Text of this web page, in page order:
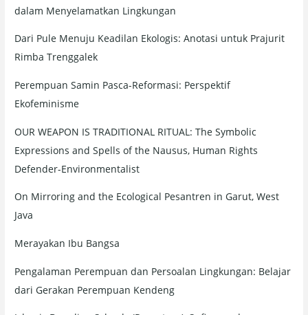
o
r
:
dalam Menyelamatkan Lingkungan
Dari Pule Menuju Keadilan Ekologis: Anotasi untuk Prajurit
Rimba Trenggalek
Perempuan Samin Pasca-Reformasi: Perspektif
Ekofeminisme
OUR WEAPON IS TRADITIONAL RITUAL: The Symbolic
Expressions and Spells of the Nausus, Human Rights
Defender-Environmentalist
On Mirroring and the Ecological Pesantren in Garut, West
Java
Merayakan Ibu Bangsa
Pengalaman Perempuan dan Persoalan Lingkungan: Belajar
dari Gerakan Perempuan Kendeng